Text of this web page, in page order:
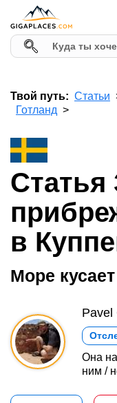
Твой путь: Статьи
Готланд
Статья
в
Море
Pavel
Она
ним /